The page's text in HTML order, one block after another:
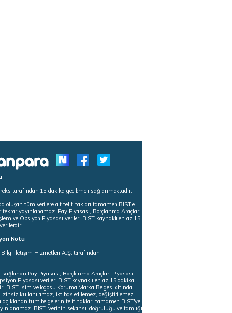
tarafından 15 dakika gecikmeli sağlanmaktadır.
oluşan tüm verilere ait telif hakları tamamen BIST'e
tekrar yayınlanamaz. Pay Piyasası, Borçlanma Araçları
ve Opsiyon Piyasası verileri BIST kaynaklı en az 15
Notu
Bilgi İletişim Hizmetleri A.Ş. tarafından
sağlanan Pay Piyasası, Borçlanma Araçları Piyasası,
Piyasası verileri BIST kaynaklı en az 15 dakika
BIST isim ve logosu Koruma Marka Belgesi altında
kullanılamaz, iktibas edilemez, değiştirilemez.
açıklanan tüm belgelerin telif hakları tamamen BIST'ye
BIST, verinin sekansı, doğruluğu ve tamlığı